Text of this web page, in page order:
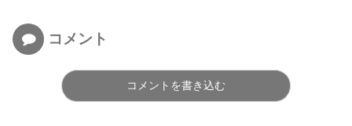
コメント
コメントを書き込む